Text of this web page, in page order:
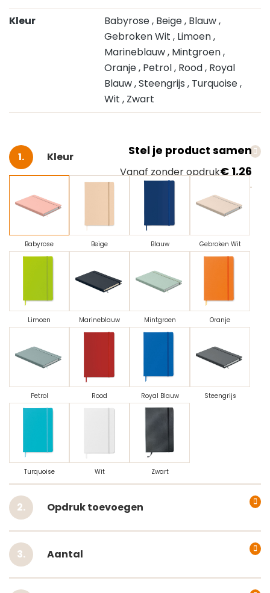
Kleur
Babyrose, Beige, Blauw,
Gebroken Wit , Limoen,
Marineblauw, Mintgroen,
Oranje, Petrol, Rood, Royal
Blauw, Steengrijs , Turquoise,
Wit , Zwart
Stel je product samen
Vanaf zonder opdruk€ 1,26
Selecteer
Kleur
Babyrose Beige Blauw Gebroken Wit
Limoen Marineblauw Mintgroen Oranje
Petrol Rood Royal Blauw Steengrijs
Turquoise Wit Zwart
Opdruk toevoegen
Aantal